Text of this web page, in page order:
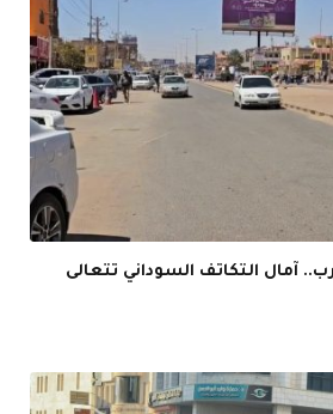
آمال التكاتف السوداني تتعالى